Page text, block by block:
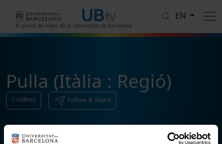
El portal de vídeo de la Universitat de Barcelona
EN
Pulla (Itàlia : Regió)
1 videos Follow & Share